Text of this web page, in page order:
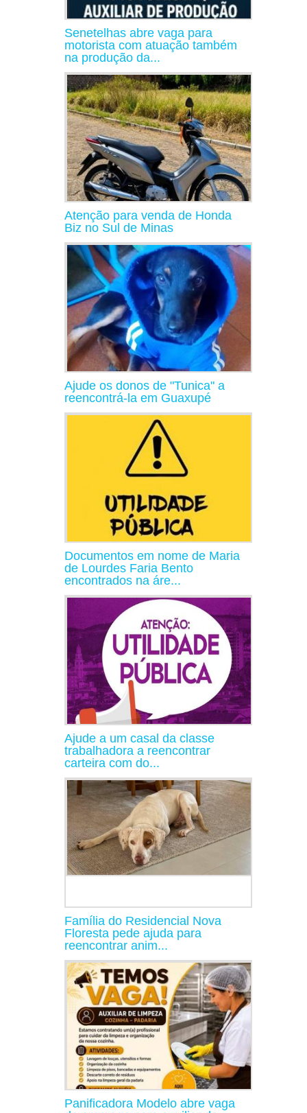
Senetelhas abre vaga para
motorista com atuação também
na produção da...
Atenção para venda de Honda
Biz no Sul de Minas
Ajude os donos de "Tunica" a
reencontrá-la em Guaxupé
Documentos em nome de Maria
de Lourdes Faria Bento
encontrados na áre...
Ajude a um casal da classe
trabalhadora a reencontrar
carteira com do...
Família do Residencial Nova
Floresta pede ajuda para
reencontrar anim...
Panificadora Modelo abre vaga